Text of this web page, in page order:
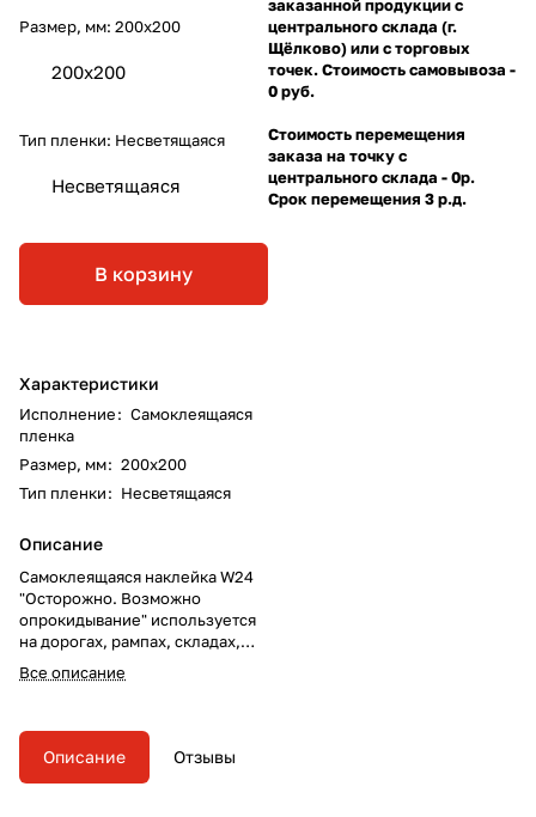
Размер, мм: 200х200
200х200
Тип пленки: Несветящаяся
Несветящаяся
В корзину
Характеристики
Исполнение: Самоклеящаяся
пленка
Размер, мм: 200х200
Тип пленки: Несветящаяся
Описание
Самоклеящаяся наклейка W24
"Осторожно. Возможно
опрокидывание" используется
на дорогах, рампах, складах,
участках, где возможно
опрокидывание
(используется совместно с
другими знаками пожарной
безопасности).
Все описание
заказанной продукции с
центрального склада (г.
Щёлково) или с торговых
точек. Стоимость самовывоза -
0 руб.
Стоимость перемещения
заказа на точку с
центрального склада - 0р.
Срок перемещения 3 р.д.
Описание Отзывы